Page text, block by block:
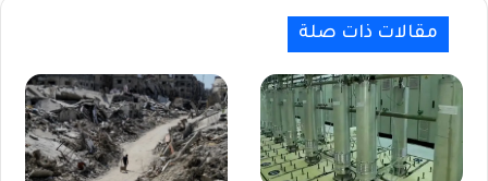
مقالات ذات صلة